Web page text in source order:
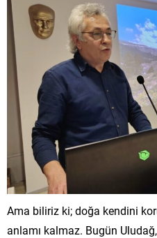
Ama biliriz ki; doğa kendini
anlamı kalmaz. Bugün